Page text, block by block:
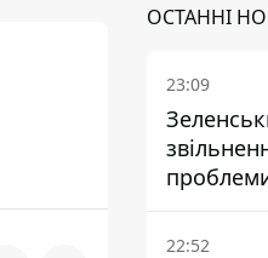
ОСТАННІ
23:09
Марганці
22:52